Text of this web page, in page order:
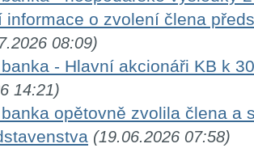
informace o zvolení člena
08:09)
- Hlavní akcionáři KB k
14:21)
opětovně zvolila člena a
(19.06.2026 07:58)